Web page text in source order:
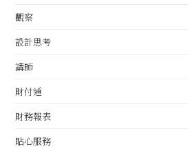
觀察
設計思考
講師
財付通
財務報表
貼心服務